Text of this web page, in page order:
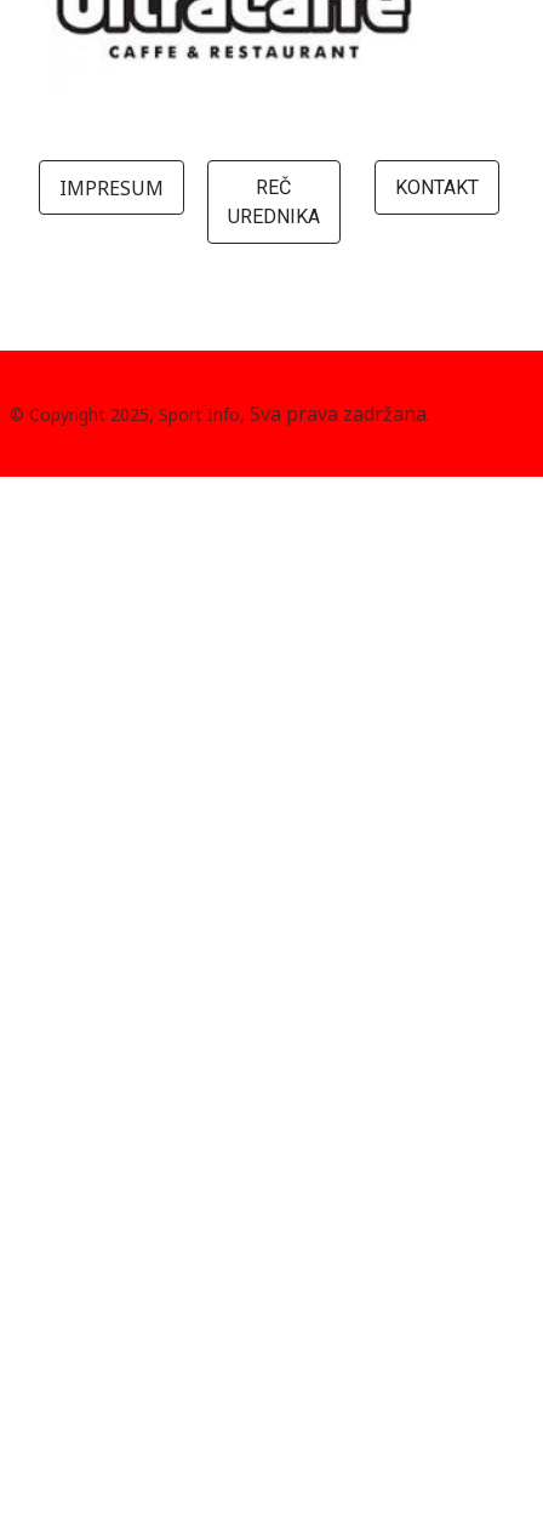
IMPRESUM
REČ
UREDNIKA
KONTAKT
© Copyright 2025, Sport Info, Sva prava zadržana.